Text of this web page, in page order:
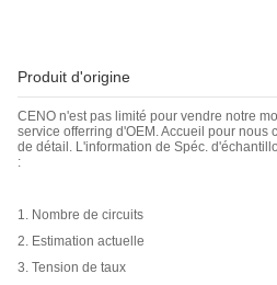
Produit d'origine
CENO n'est pas limité pour vendre notre
service offerring d'OEM. Accueil pour nous
de détail. L'information de Spéc.
:
1. Nombre de circuits
2. Estimation actuelle
3. Tension de taux